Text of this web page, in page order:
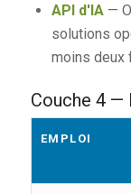
API d'IA—
solutions
moins deux
Couche 4 —
EMPLOI